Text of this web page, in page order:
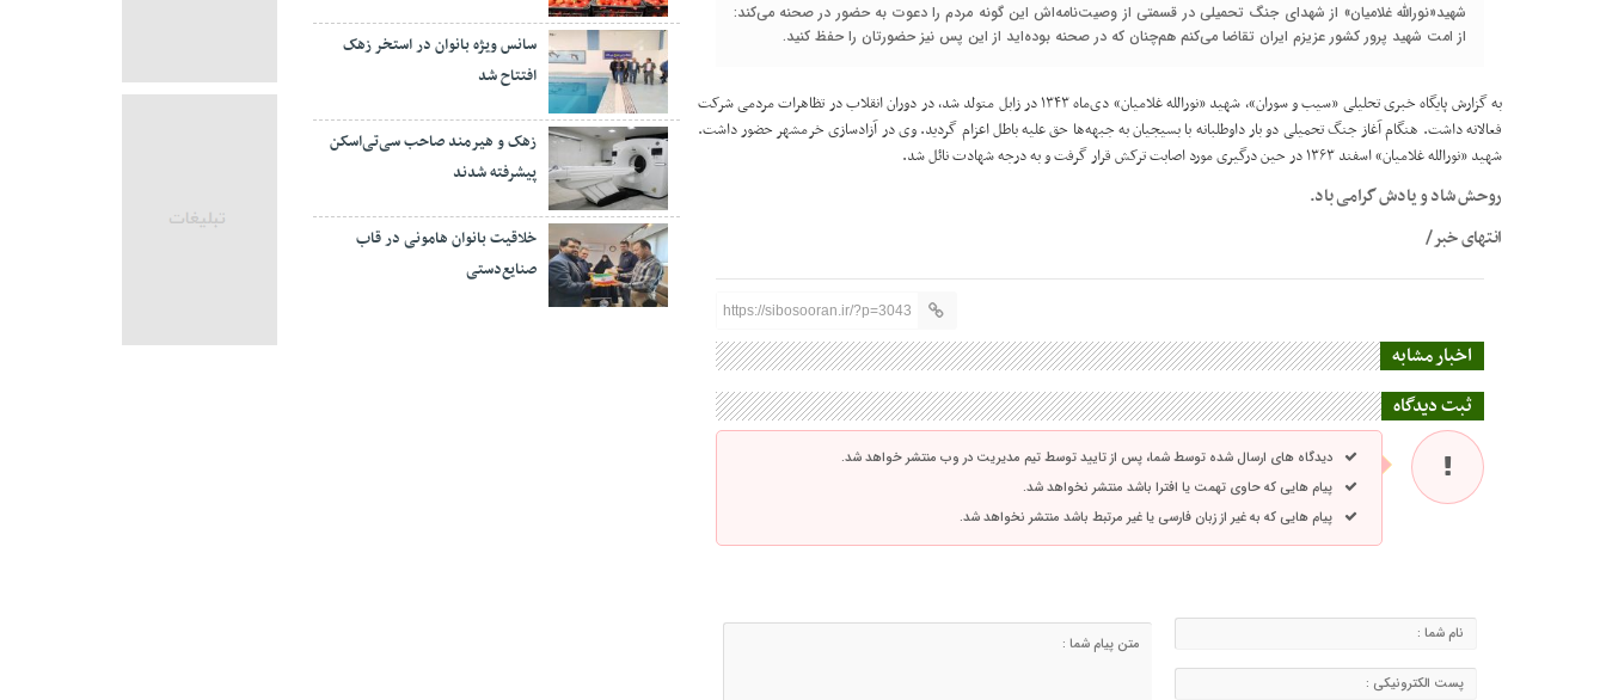
شهید«نورالله غلامیان» از شهدای جنگ تحمیلی در قسمتی از وصیت‌نامه‌اش این گونه مردم را دعوت به حضور در صحنه می‌کند:
از امت شهید پرور کشور عزیزم ایران تقاضا می‌کنم هم‌چنان که در صحنه بوده‌اید از این پس نیز حضورتان را حفظ کنید.
به گزارش پایگاه خبری تحلیلی «سیب و سوران»، شهید «نورالله غلامیان» دی‌ماه ۱۳۴۳ در زابل متولد شد، در دوران انقلاب در تظاهرات مردمی شرکت
فعالانه داشت. هنگام آغاز جنگ تحمیلی دو بار داوطلبانه با بسیجیان به جبهه‌ها حق علیه باطل اعزام گردید. وی در آزادسازی خرمشهر حضور داشت.
شهید «نورالله غلامیان» اسفند ۱۳۶۳ در حین درگیری مورد اصابت ترکش قرار گرفت و به درجه شهادت نائل شد.
روحش شاد و یادش گرامی باد.
انتهای خبر/
https://sibosooran.ir/?p=3043
اخبار مشابه
ثبت دیدگاه
دیدگاه های ارسال شده توسط شما، پس از تایید توسط تیم مدیریت در وب منتشر خواهد شد.
پیام هایی که حاوی تهمت یا افترا باشد منتشر نخواهد شد.
پیام هایی که به غیر از زبان فارسی یا غیر مرتبط باشد منتشر نخواهد شد.
سانس ویژه بانوان در استخر زهک
افتتاح شد
زهک و هیرمند صاحب سی‌تی‌اسکن
پیشرفته شدند
خلاقیت بانوان هامونی در قاب
صنایع‌دستی